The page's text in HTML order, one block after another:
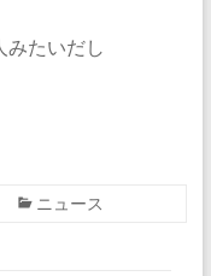
みたいだし
ニュース